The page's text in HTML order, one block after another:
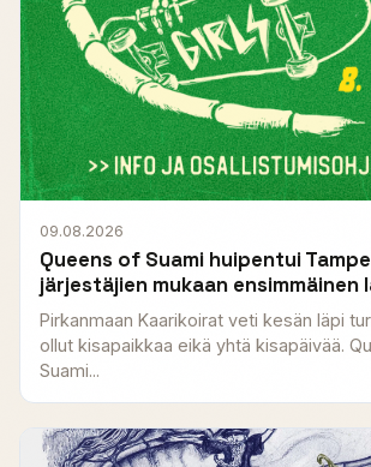
09.08.2026
Queens of Suami huipentui
järjestäjien mukaan ensimmäinen
Pirkanmaan Kaarikoirat veti kesän läpi
ollut kisapaikkaa eikä yhtä kisapäivää.
Suami...